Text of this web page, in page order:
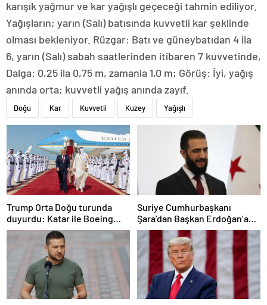
karışık yağmur ve kar yağışlı geçeceği tahmin ediliyor.
Yağışların; yarın (Salı) batısında kuvvetli kar şeklinde
olması bekleniyor. Rüzgar: Batı ve güneybatıdan 4 ila
6, yarın (Salı) sabah saatlerinden itibaren 7 kuvvetinde,
Dalga: 0,25 ila 0,75 m, zamanla 1,0 m; Görüş: İyi, yağış
anında orta; kuvvetli yağış anında zayıf.
Doğu Kar Kuvvetli Kuzey Yağışlı
Trump Orta Doğu turunda
duyurdu: Katar ile Boeing
arasında 200 milyar dolarlık
Suriye Cumhurbaşkanı
Şara’dan Başkan Erdoğan’a
teşekkür